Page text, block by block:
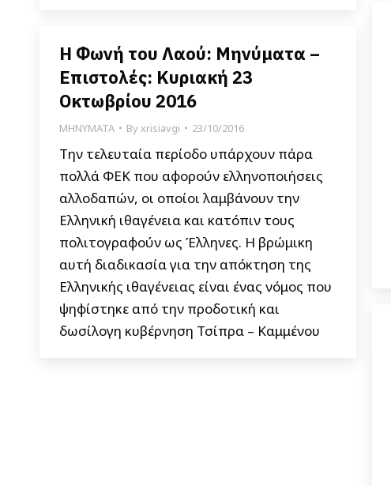
Η Φωνή του Λαού: Μηνύματα –
Επιστολές: Κυριακή 23
Οκτωβρίου 2016
ΜΗΝΥΜΑΤΑ Byxrisiavgi 23/10/2016
Την τελευταία περίοδο υπάρχουν πάρα
πολλά ΦΕΚ που αφορούν ελληνοποιήσεις
αλλοδαπών, οι οποίοι λαμβάνουν την
Ελληνική ιθαγένεια και κατόπιν τους
πολιτογραφούν ως Έλληνες. Η βρώμικη
αυτή διαδικασία για την απόκτηση της
Ελληνικής ιθαγένειας είναι ένας νόμος που
ψηφίστηκε από την προδοτική και
δωσίλογη κυβέρνηση Τσίπρα – Καμμένου